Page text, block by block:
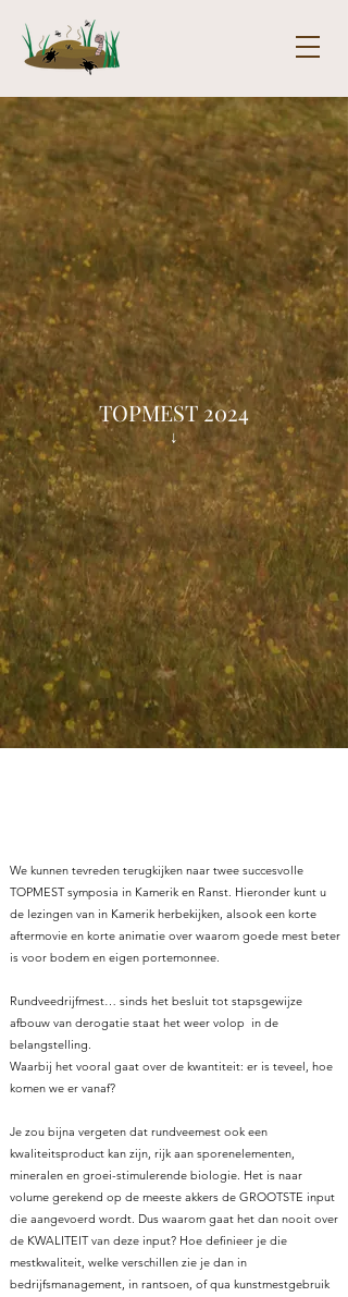
TOPMEST 2024
↓
We kunnen tevreden terugkijken naar twee succesvolle
TOPMEST symposia in Kamerik en Ranst. Hieronder kunt u
de lezingen van in Kamerik herbekijken, alsook een korte
aftermovie en korte animatie over waarom goede mest beter
is voor bodem en eigen portemonnee.
Rundveedrijfmest… sinds het besluit tot stapsgewijze
afbouw van derogatie staat het weer volop in de
belangstelling.
Waarbij het vooral gaat over de kwantiteit: er is teveel, hoe
komen we er vanaf?
Je zou bijna vergeten dat rundveemest ook een
kwaliteitsproduct kan zijn, rijk aan sporenelementen,
mineralen en groei-stimulerende biologie. Het is naar
volume gerekend op de meeste akkers de GROOTSTE input
die aangevoerd wordt. Dus waarom gaat het dan nooit over
de KWALITEIT van deze input? Hoe definieer je die
mestkwaliteit, welke verschillen zie je dan in
bedrijfsmanagement, in rantsoen, of qua kunstmestgebruik